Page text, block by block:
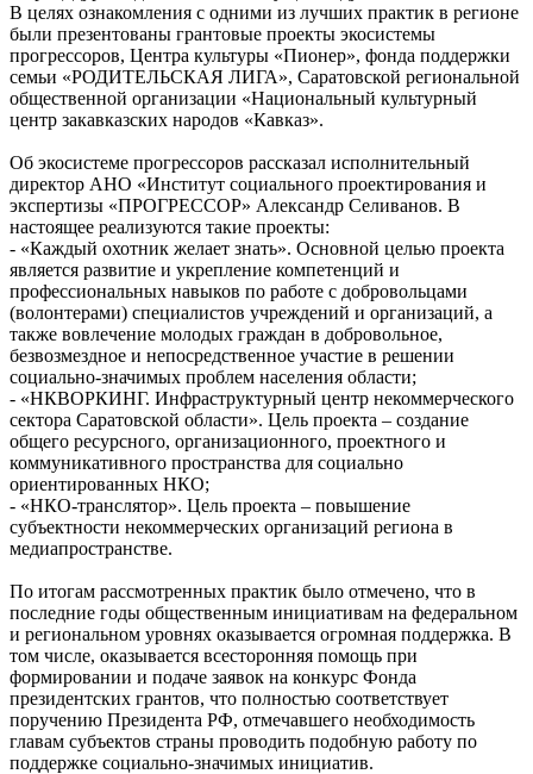
В целях ознакомления с одними из лучших практик в регионе
были презентованы грантовые проекты экосистемы
прогрессоров, Центра культуры «Пионер», фонда поддержки
семьи «РОДИТЕЛЬСКАЯ ЛИГА», Саратовской региональной
общественной организации «Национальный культурный
центр закавказских народов «Кавказ».
Об экосистеме прогрессоров рассказал исполнительный
директор АНО «Институт социального проектирования и
экспертизы «ПРОГРЕССОР» Александр Селиванов. В
настоящее реализуются такие проекты:
- «Каждый охотник желает знать». Основной целью проекта
является развитие и укрепление компетенций и
профессиональных навыков по работе с добровольцами
(волонтерами) специалистов учреждений и организаций, а
также вовлечение молодых граждан в добровольное,
безвозмездное и непосредственное участие в решении
социально-значимых проблем населения области;
- «НКВОРКИНГ. Инфраструктурный центр некоммерческого
сектора Саратовской области». Цель проекта – создание
общего ресурсного, организационного, проектного и
коммуникативного пространства для социально
ориентированных НКО;
- «НКО-транслятор». Цель проекта – повышение
субъектности некоммерческих организаций региона в
медиапространстве.
По итогам рассмотренных практик было отмечено, что в
последние годы общественным инициативам на федеральном
и региональном уровнях оказывается огромная поддержка. В
том числе, оказывается всесторонняя помощь при
формировании и подаче заявок на конкурс Фонда
президентских грантов, что полностью соответствует
поручению Президента РФ, отмечавшего необходимость
главам субъектов страны проводить подобную работу по
поддержке социально-значимых инициатив.